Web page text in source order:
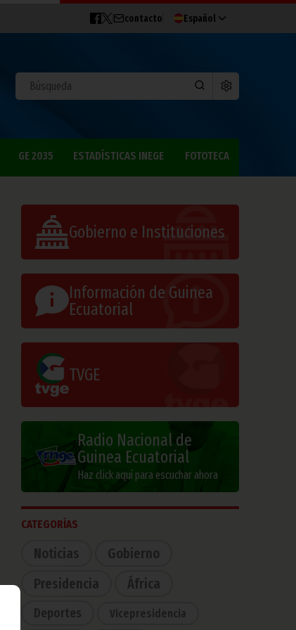
contacto Español
GE 2035 ESTADÍSTICAS INEGE FOTOTECA
Gobierno e Instituciones
Información de Guinea
Ecuatorial
TVGE
Radio Nacional de
Guinea Ecuatorial
Haz click aquí para escuchar ahora
CATEGORÍAS
Noticias
Gobierno
Presidencia
África
Deportes Vicepresidencia